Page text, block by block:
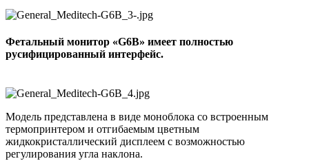
Фетальный монитор «G6B» имеет полностью
русифицированный интерфейс.
Модель представлена в виде моноблока со встроенным
термопринтером и отгибаемым цветным
жидкокристаллический дисплеем с возможностью
регулирования угла наклона.